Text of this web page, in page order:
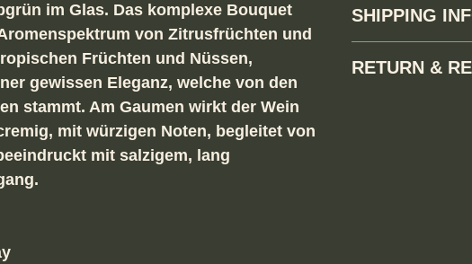
im Glas. Das komplexe Bouquet
von Zitrusfrüchten und
Früchten und Nüssen,
gewissen Eleganz, welche von den
stammt. Am Gaumen wirkt der Wein
mit würzigen Noten, begleitet von
mit salzigem, lang
Verkauf an unter
SHIPPING
Fürstentum
RETURN &